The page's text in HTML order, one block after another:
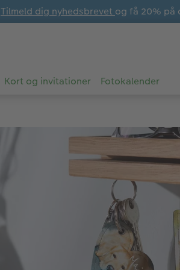
Tilmeld dig nyhedsbrevet og få 20% på
Kort og invitationer Fotokalender